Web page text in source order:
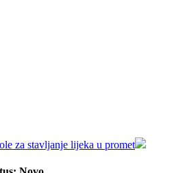
za stavljanje lijeka u promet